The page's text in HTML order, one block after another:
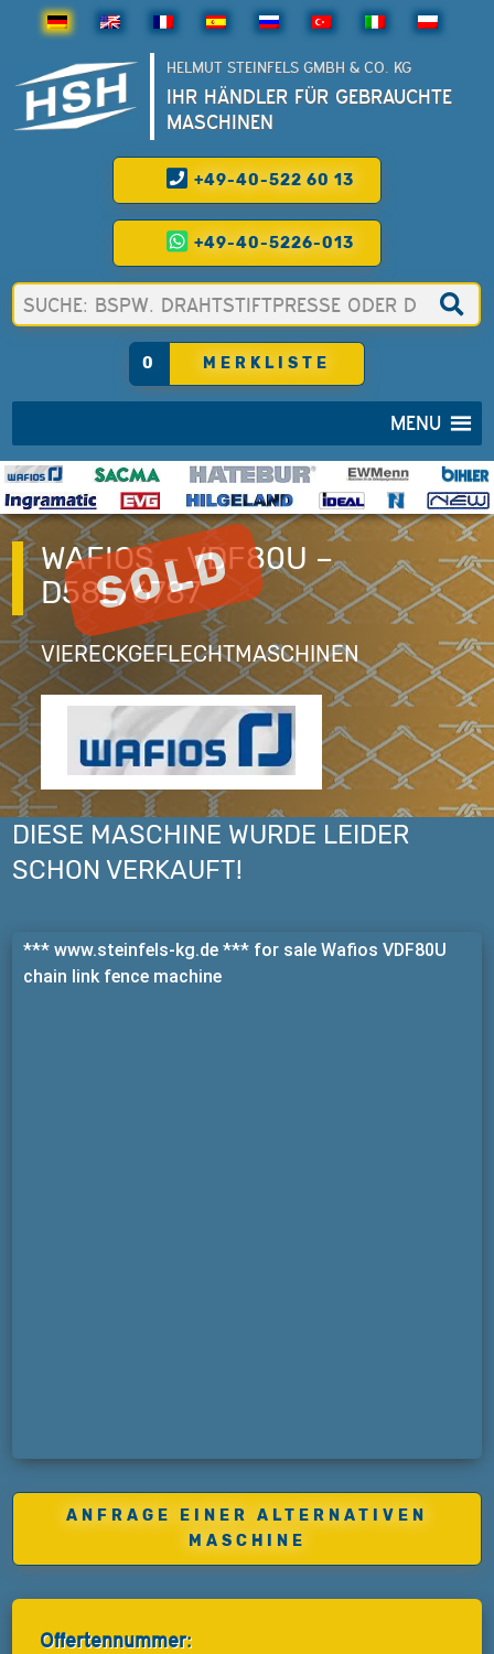
HELMUT STEINFELS GMBH & CO. KG
IHR HÄNDLER FÜR GEBRAUCHTE
MASCHINEN
+49-40-522 60 13
+49-40-5226-013
0 MERKLISTE
MENU
WAFIOS – VDF80U –
D58L/6787
VIERECKGEFLECHTMASCHINEN
DIESE MASCHINE WURDE LEIDER
SCHON VERKAUFT!
*** www.steinfels-kg.de *** for sale Wafios VDF80U
chain link fence machine
ANFRAGE EINER ALTERNATIVEN
MASCHINE
Offertennummer: